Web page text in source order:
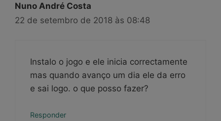
Nuno André Costa
22 de setembro de 2018 às 08:48
Instalo o jogo e ele inicia correctamente
mas quando avanço um dia ele da erro
e sai logo. o que posso fazer?
Responder